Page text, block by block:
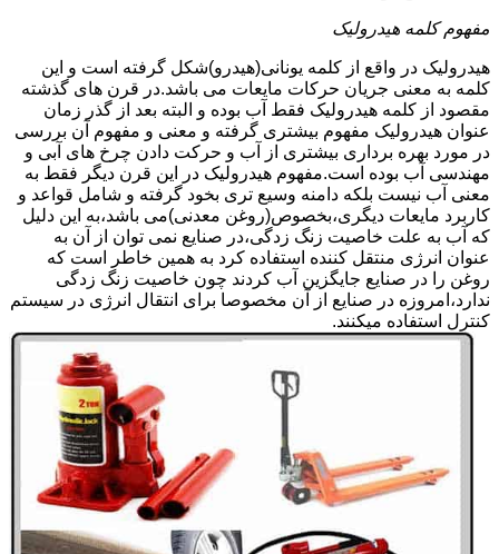
مفهوم کلمه هیدرولیک
هیدرولیک در واقع از کلمه یونانی(هیدرو)شکل گرفته است و این
کلمه به معنی جریان حرکات مایعات می باشد.در قرن های گذشته
مقصود از کلمه هیدرولیک فقط آب بوده و البته بعد از گذر زمان
عنوان هیدرولیک مفهوم بیشتری گرفته و معنی و مفهوم آن بررسی
در مورد بهره برداری بیشتری از آب و حرکت دادن چرخ های آبی و
مهندسی آب بوده است.مفهوم هیدرولیک در این قرن دیگر فقط به
معنی آب نیست بلکه دامنه وسیع تری بخود گرفته و شامل قواعد و
کاربرد مایعات دیگری،بخصوص(روغن معدنی)می باشد،به این دلیل
که آب به علت خاصیت زنگ زدگی،در صنایع نمی توان از آن به
عنوان انرژی منتقل کننده استفاده کرد به همین خاطر است که
روغن را در صنایع جایگزین آب کردند چون خاصیت زنگ زدگی
ندارد،امروزه در صنایع از آن مخصوصا برای انتقال انرژی در سیستم
کنترل استفاده میکنند.